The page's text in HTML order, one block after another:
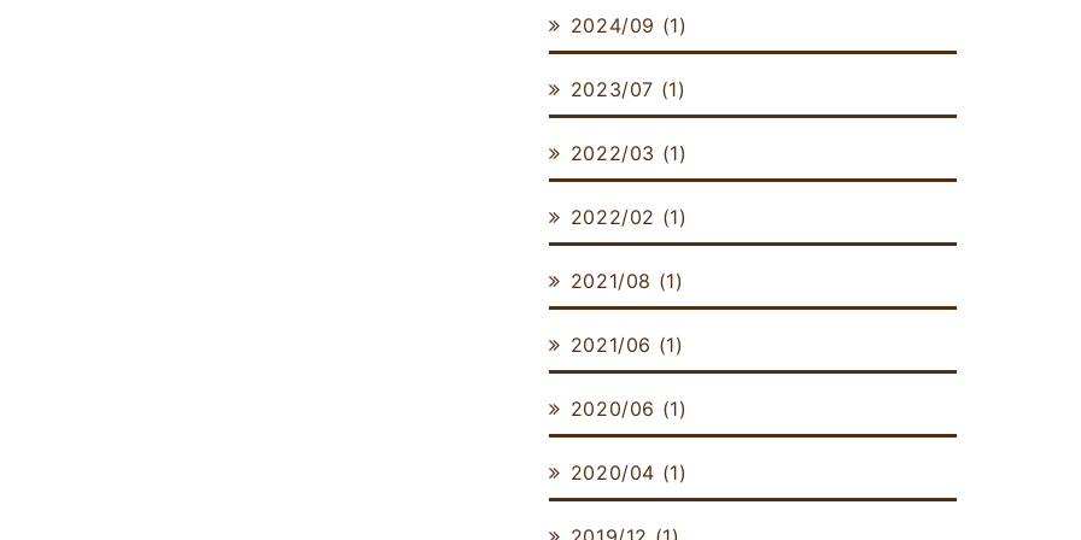
2024/09 (1)
2023/07 (1)
2022/03 (1)
2022/02 (1)
2021/08 (1)
2021/06 (1)
2020/06 (1)
2020/04 (1)